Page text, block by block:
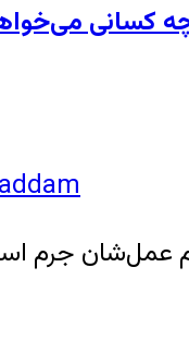
کسانی
عمل‌شان جرم